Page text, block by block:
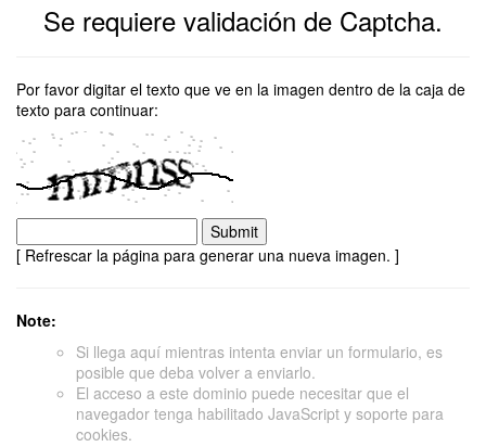
Se requiere validación de Captcha.
Por favor digitar el texto que ve en la imagen dentro de la caja de
texto para continuar:
[ Refrescar la página para generar una nueva imagen. ]
Note:
Si llega aquí mientras intenta enviar un formulario, es
posible que deba volver a enviarlo.
El acceso a este dominio puede necesitar que el
navegador tenga habilitado JavaScript y soporte para
cookies.